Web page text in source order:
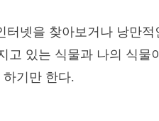
넷을 찾아보거나 낭만
고 있는 식물과 나의 식물
기만 한다.